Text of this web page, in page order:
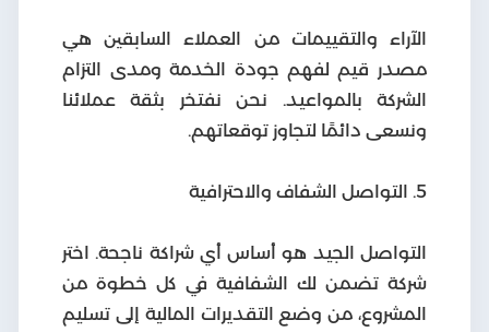
الآراء والتقييمات من العملاء السابقين هي
مصدر قيم لفهم جودة الخدمة ومدى التزام
الشركة بالمواعيد. نحن نفتخر بثقة عملائنا
ونسعى دائمًا لتجاوز توقعاتهم.
التواصل الجيد هو أساس أي شراكة ناجحة. اختر
شركة تضمن لك الشفافية في كل خطوة من
المشروع، من وضع التقديرات المالية إلى تسليم